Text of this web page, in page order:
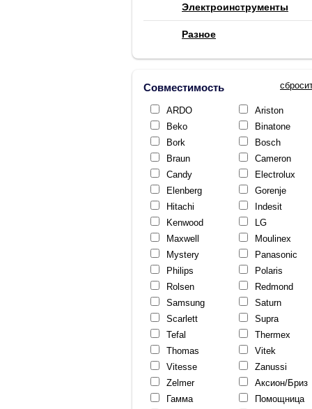
Электроинструменты
Разное
Совместимость
ARDO
Ariston
Beko
Binatone
Bork
Bosch
Braun
Cameron
Candy
Electrolux
Elenberg
Gorenje
Hitachi
Indesit
Kenwood
LG
Maxwell
Moulinex
Mystery
Panasonic
Philips
Polaris
Rolsen
Redmond
Samsung
Saturn
Scarlett
Supra
Tefal
Thermex
Thomas
Vitek
Vitesse
Zanussi
Zelmer
Аксион/Бриз
Гамма
Помощница